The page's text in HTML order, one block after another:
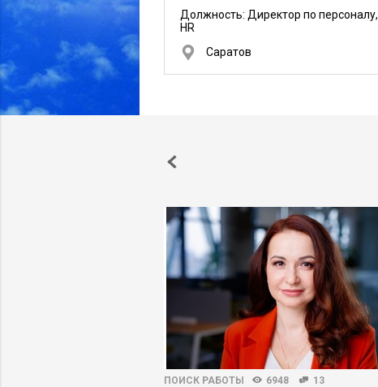
Должность: Директор по персоналу,
HR
Саратов
ПОИСК РАБОТЫ 6948 13